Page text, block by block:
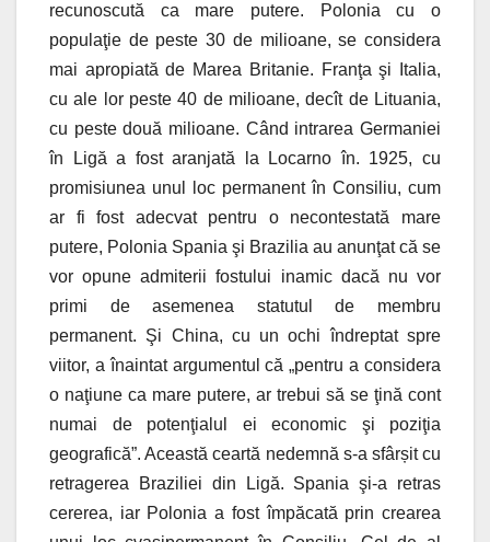
recunoscută ca mare putere. Polonia cu o
populaţie de peste 30 de milioane, se considera
mai apropiată de Marea Britanie. Franţa şi Italia,
cu ale lor peste 40 de milioane, decît de Lituania,
cu peste două milioane. Când intrarea Germaniei
în Ligă a fost aranjată la Locarno în. 1925, cu
promisiunea unul loc permanent în Consiliu, cum
ar fi fost adecvat pentru o necontestată mare
putere, Polonia Spania şi Brazilia au anunţat că se
vоr opune admiterii fostului inamic dacă nu vor
primi de asemenea statutul de membru
permanent. Şi China, cu un ochi îndreptat spre
viitor, a înaintat argumentul că „pentru a considera
o naţiune ca mare putere, ar trebui să se ţină cont
numai de potenţialul ei economic şi poziţia
geografică”. Această ceartă nedemnă s-a sfârșit cu
retragerea Braziliei din Ligă. Spania şi-a retras
cererea, iar Polonia a fost împăcată prin crearea